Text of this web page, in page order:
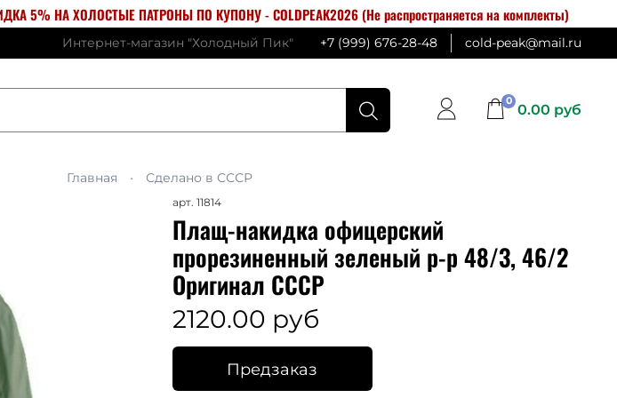
5% НА ХОЛОСТЫЕ ПАТРОНЫ ПО КУПОНУ - COLDPEAK2026 (Не распространяется на комплекты)
Интернет-магазин "Холодный Пик" +7 (999) 676-28-48 cold-peak@mail.ru
0 0.00 руб
Главная Сделано в СССР
арт. 11814
Плащ-накидка офицерский
прорезиненный зеленый р-р 48/3, 46/2
Оригинал СССР
2120.00 руб
Предзаказ